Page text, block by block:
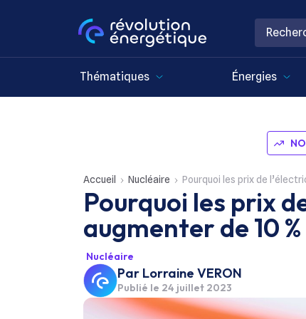
Thématiques Énergies
Accueil Nucléaire Pourquoi les prix de
Pourquoi les prix
augmenter de 10
Nucléaire
Par Lorraine VERON
Publié le 24 juillet 2023